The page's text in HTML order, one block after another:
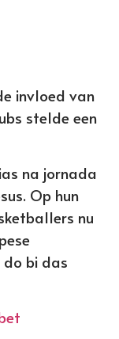
invloed van
stelde een
na jornada
Op hun
nu
bi das